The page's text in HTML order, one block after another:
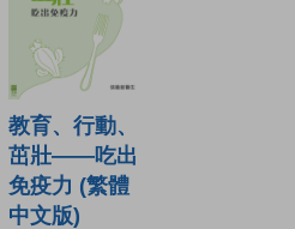
教育、行動、
茁壯——吃出
免疫力 (繁體
中文版)